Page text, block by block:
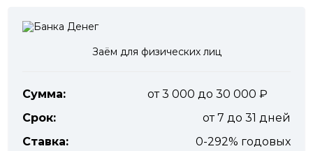
Заём для физических лиц
Сумма:
от 3 000 до 30 000
Срок:
от 7 до 31 дней
Ставка:
0-292% годовых